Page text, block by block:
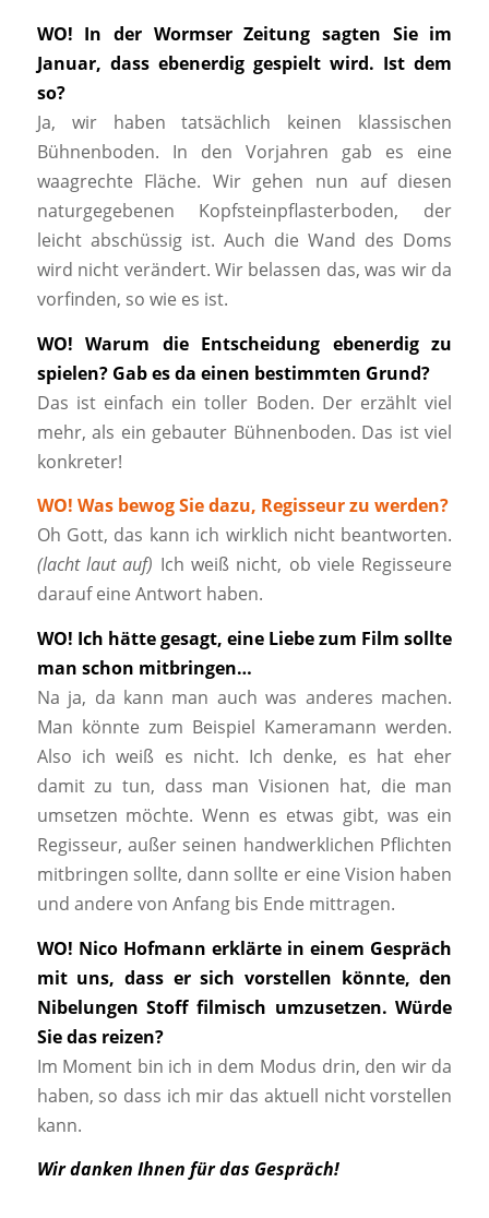
WO! In der Wormser Zeitung sagten Sie im
Januar, dass ebenerdig gespielt wird. Ist dem
so?
Ja, wir haben tatsächlich keinen klassischen
Bühnenboden. In den Vorjahren gab es eine
waagrechte Fläche. Wir gehen nun auf diesen
naturgegebenen Kopfsteinpflasterboden, der
leicht abschüssig ist. Auch die Wand des Doms
wird nicht verändert. Wir belassen das, was wir da
vorfinden, so wie es ist.
WO! Warum die Entscheidung ebenerdig zu
spielen? Gab es da einen bestimmten Grund?
Das ist einfach ein toller Boden. Der erzählt viel
mehr, als ein gebauter Bühnenboden. Das ist viel
konkreter!
WO! Was bewog Sie dazu, Regisseur zu werden?
Oh Gott, das kann ich wirklich nicht beantworten.
(lacht laut auf) Ich weiß nicht, ob viele Regisseure
darauf eine Antwort haben.
WO! Ich hätte gesagt, eine Liebe zum Film sollte
man schon mitbringen…
Na ja, da kann man auch was anderes machen.
Man könnte zum Beispiel Kameramann werden.
Also ich weiß es nicht. Ich denke, es hat eher
damit zu tun, dass man Visionen hat, die man
umsetzen möchte. Wenn es etwas gibt, was ein
Regisseur, außer seinen handwerklichen Pflichten
mitbringen sollte, dann sollte er eine Vision haben
und andere von Anfang bis Ende mittragen.
WO! Nico Hofmann erklärte in einem Gespräch
mit uns, dass er sich vorstellen könnte, den
Nibelungen Stoff filmisch umzusetzen. Würde
Sie das reizen?
Im Moment bin ich in dem Modus drin, den wir da
haben, so dass ich mir das aktuell nicht vorstellen
kann.
Wir danken Ihnen für das Gespräch!